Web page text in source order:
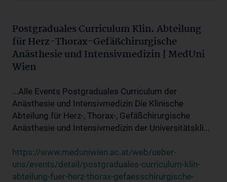
Postgraduales Curriculum Klin. Abteilung
für Herz-Thorax-Gefäßchirurgische
Anästhesie und Intensivmedizin | MedUni
Wien
...Alle Events Postgraduales Curriculum der
Anästhesie und Intensivmedizin Die Klinische
Abteilung für Herz-, Thorax-, Gefäßchirurgische
Anästhesie und Intensivmedizin der Universitätskli...
https://www.meduniwien.ac.at/web/ueber-
uns/events/detail/postgraduales-curriculum-klin-
abteilung-fuer-herz-thorax-gefaesschirurgische-